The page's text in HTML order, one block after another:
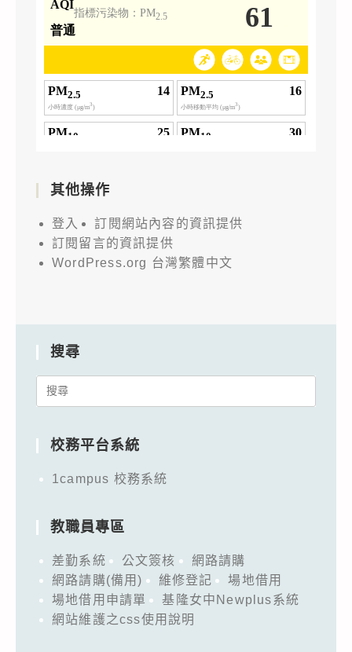
其他操作
登入
訂閱網站內容的資訊提供
訂閱留言的資訊提供
WordPress.org 台灣繁體中文
搜尋
Search
校務平台系統
1campus 校務系統
教職員專區
差勤系統 公文簽核
網路請購
網路請購(備用)
維修登記
場地借用
場地借用申請單
基隆女中Newplus系統
網站維護之css使用說明